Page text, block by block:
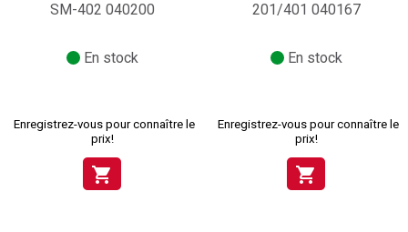
SM-402 040200
En stock
Enregistrez-vous pour connaître le
prix!
shopping_cart
201/401 040167
En stock
Enregistrez-vous pour connaître le
prix!
shopping_cart